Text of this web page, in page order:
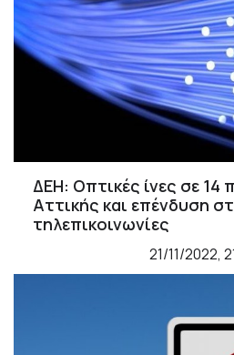
ΔΕΗ: Οπτικές ίνες σε 14
Αττικής και επένδυση
τηλεπικοινωνίες
21/11/2022,